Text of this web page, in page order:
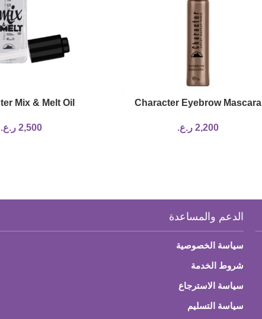
Character Eyebrow Mascara
2,200 ر.ع.
Mix & Melt Oil
2,500 ر.ع.
الدعم والمساعدة
سياسة الخصوصية
شروط الخدمة
سياسة الاسترجاع
سياسة التسليم